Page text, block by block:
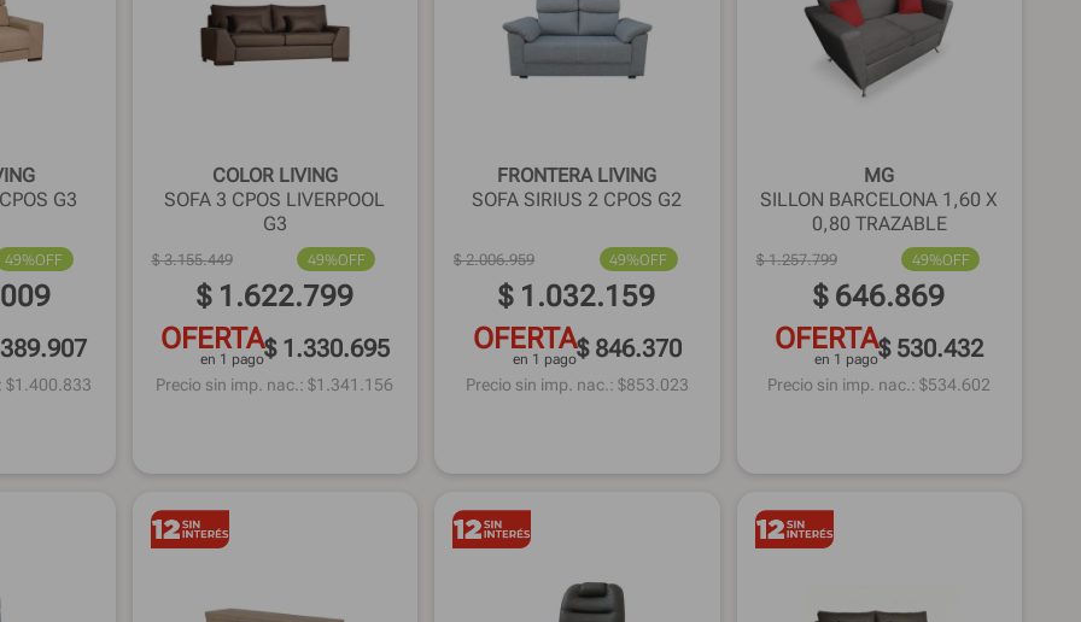
G3
49%OFF
009
$1.400.833
COLOR LIVING
SOFA 3 CPOS LIVERPOOL
G3
$ 3.155.449 49%OFF
$ 1 .622.799
OFERTA
en 1 pago$ 1.330.695
Precio sin imp. nac.: $1.341.156
FRONTERA LIVING
SOFA SIRIUS 2 CPOS G2
$ 2.006.959 49%OFF
$ 1 .032.159
OFERTA
en 1 pago$ 846.370
Precio sin imp. nac.: $853.023
MG
SILLON BARCELONA 1,60 X
0,80 TRAZABLE
$ 1.257.799 49%OFF
$ 646.869
OFERTA
en 1 pago$ 530.432
Precio sin imp. nac.: $534.602